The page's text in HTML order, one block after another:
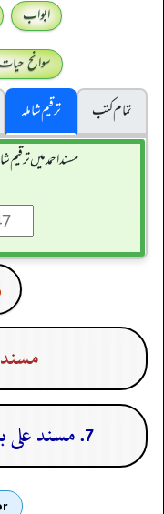
ابواب
سوانح
تمام کتب
ترقیم شاملہ
مسند احمد میں ترقیم
7. مسند على بن ابي طالب رضي الله عنه